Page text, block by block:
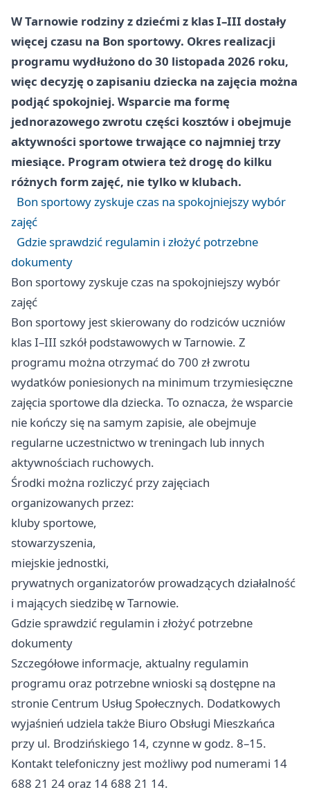
W Tarnowie rodziny z dziećmi z klas I–III dostały
więcej czasu na Bon sportowy. Okres realizacji
programu wydłużono do 30 listopada 2026 roku,
więc decyzję o zapisaniu dziecka na zajęcia można
podjąć spokojniej. Wsparcie ma formę
jednorazowego zwrotu części kosztów i obejmuje
aktywności sportowe trwające co najmniej trzy
miesiące. Program otwiera też drogę do kilku
różnych form zajęć, nie tylko w klubach.
Bon sportowy zyskuje czas na spokojniejszy wybór
zajęć
Gdzie sprawdzić regulamin i złożyć potrzebne
dokumenty
Bon sportowy zyskuje czas na spokojniejszy wybór
zajęć
Bon sportowy jest skierowany do rodziców uczniów
klas I–III szkół podstawowych w Tarnowie. Z
programu można otrzymać do 700 zł zwrotu
wydatków poniesionych na minimum trzymiesięczne
zajęcia sportowe dla dziecka. To oznacza, że wsparcie
nie kończy się na samym zapisie, ale obejmuje
regularne uczestnictwo w treningach lub innych
aktywnościach ruchowych.
Środki można rozliczyć przy zajęciach
organizowanych przez:
kluby sportowe,
stowarzyszenia,
miejskie jednostki,
prywatnych organizatorów prowadzących działalność
i mających siedzibę w Tarnowie.
Gdzie sprawdzić regulamin i złożyć potrzebne
dokumenty
Szczegółowe informacje, aktualny regulamin
programu oraz potrzebne wnioski są dostępne na
stronie Centrum Usług Społecznych. Dodatkowych
wyjaśnień udziela także Biuro Obsługi Mieszkańca
przy ul. Brodzińskiego 14, czynne w godz. 8–15.
Kontakt telefoniczny jest możliwy pod numerami 14
688 21 24 oraz 14 688 21 14.